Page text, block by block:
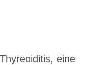
eine